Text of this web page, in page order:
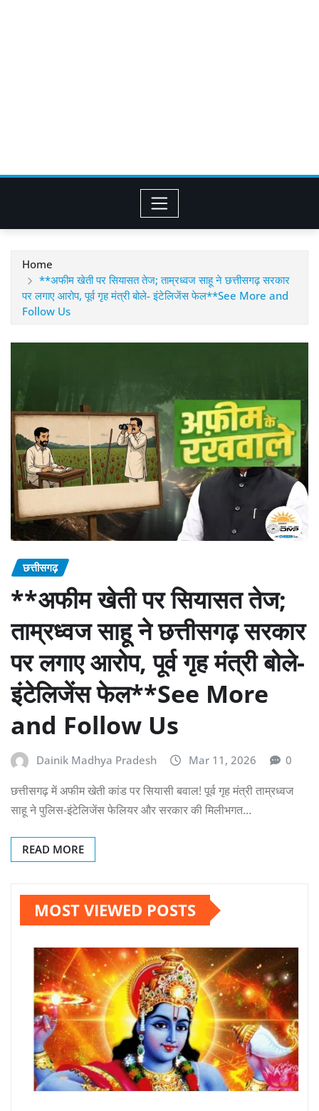
Home
**अफीम खेती पर सियासत तेज; ताम्रध्वज साहू ने छत्तीसगढ़ सरकार
पर लगाए आरोप, पूर्व गृह मंत्री बोले- इंटेलिजेंस फेल**See More and
Follow Us
छत्तीसगढ़
**अफीम खेती पर सियासत तेज;
ताम्रध्वज साहू ने छत्तीसगढ़ सरकार
पर लगाए आरोप, पूर्व गृह मंत्री बोले-
इंटेलिजेंस फेल**See More
and Follow Us
Dainik Madhya Pradesh Mar 11, 2026 0
छत्तीसगढ़ में अफीम खेती कांड पर सियासी बवाल! पूर्व गृह मंत्री ताम्रध्वज
साहू ने पुलिस-इंटेलिजेंस फेलियर और सरकार की मिलीभगत…
READ MORE
MOST VIEWED POSTS